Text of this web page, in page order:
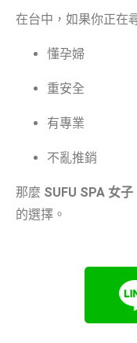
在台中，如果你正在
懂孕婦
重安全
有專業
不亂推銷
那麼 SUFU SPA 女子
的選擇。